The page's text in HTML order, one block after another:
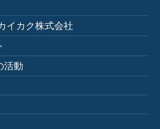
イカク株式会社
活動